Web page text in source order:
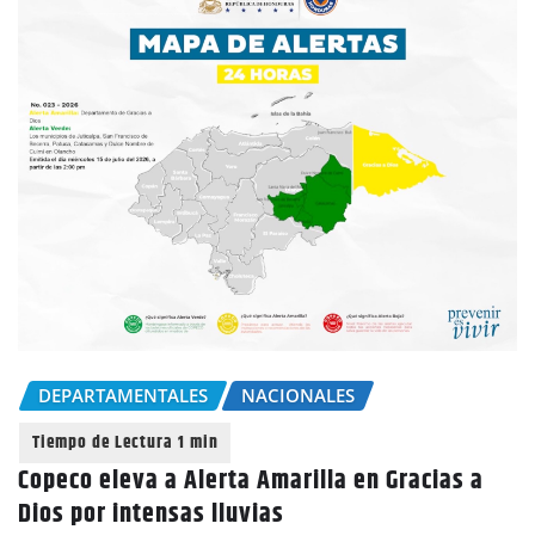
DEPARTAMENTALES NACIONALES
Copeco eleva a Alerta Amarilla en Gracias a
Dios por intensas lluvias